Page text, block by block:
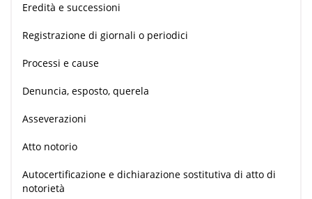
Eredità e successioni
Registrazione di giornali o periodici
Processi e cause
Denuncia, esposto, querela
Asseverazioni
Atto notorio
Autocertificazione e dichiarazione sostitutiva di atto di
notorietà